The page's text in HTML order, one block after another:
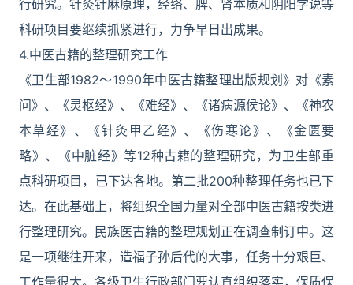
行研究。针灸针麻原理，经络、脾、肾本质和阴阳学说等
科研项目要继续抓紧进行，力争早日出成果。
4.中医古籍的整理研究工作
《卫生部1982～1990年中医古籍整理出版规划》对《素
问》、《灵枢经》、《难经》、《诸病源侯论》、《神农
本草经》、《针灸甲乙经》、《伤寒论》、《金匮要
略》、《中脏经》等12种古籍的整理研究，为卫生部重
点科研项目，已下达各地。第二批200种整理任务也已下
达。在此基础上，将组织全国力量对全部中医古籍按类进
行整理研究。民族医古籍的整理规划正在调查制订中。这
是一项继往开来，造福子孙后代的大事，任务十分艰巨、
工作量很大。各级卫生行政部门要认真组织落实，保质保